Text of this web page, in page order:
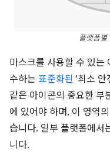
플랫폼별
마스크를 사용할 수 있는
수하는 표준화된 '최소 안
같은 아이콘의 중요한 부
에 있어야 하며, 이 영역
습니다. 일부 플랫폼에서
니다.